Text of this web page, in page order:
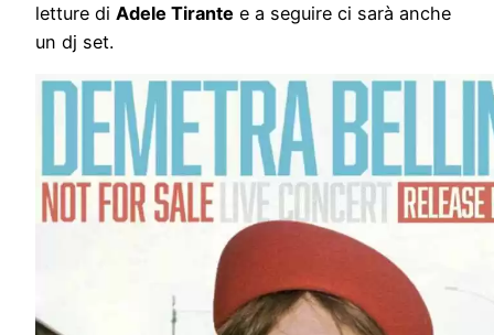
letture di Adele Tirante e a seguire ci sarà anche
un dj set.